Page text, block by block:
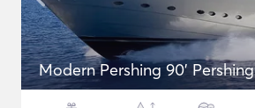
Modern Pershing 90' Pershing